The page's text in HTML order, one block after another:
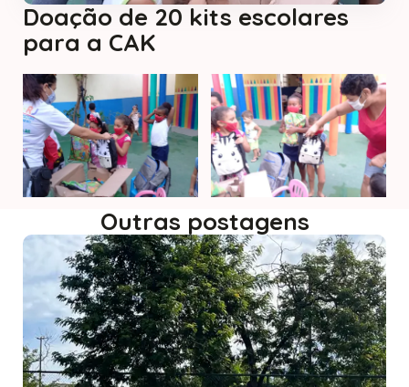
Doação de 20 kits escolares
para a CAK
Outras postagens
Cursos
Começo das aulas de tênis com
o professor Jorge
03/02/2025